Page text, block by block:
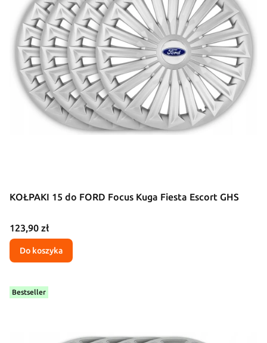
KOŁPAKI 15 do FORD Focus Kuga Fiesta Escort GHS
Cena
123,90 zł
Do koszyka
Bestseller